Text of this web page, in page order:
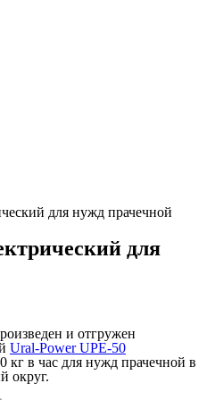
для нужд прачечной
для
и отгружен
Ural-Power UPE-50
кг в час для нужд прачечной в
округ.